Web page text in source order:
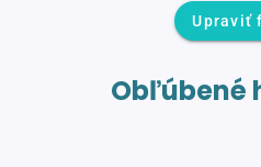
Upraviť
Obľúbené